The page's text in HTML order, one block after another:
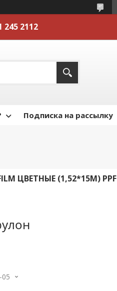
2112
Подписка на рассылку
ЦВЕТНЫЕ (1,52*15М) PPF
05